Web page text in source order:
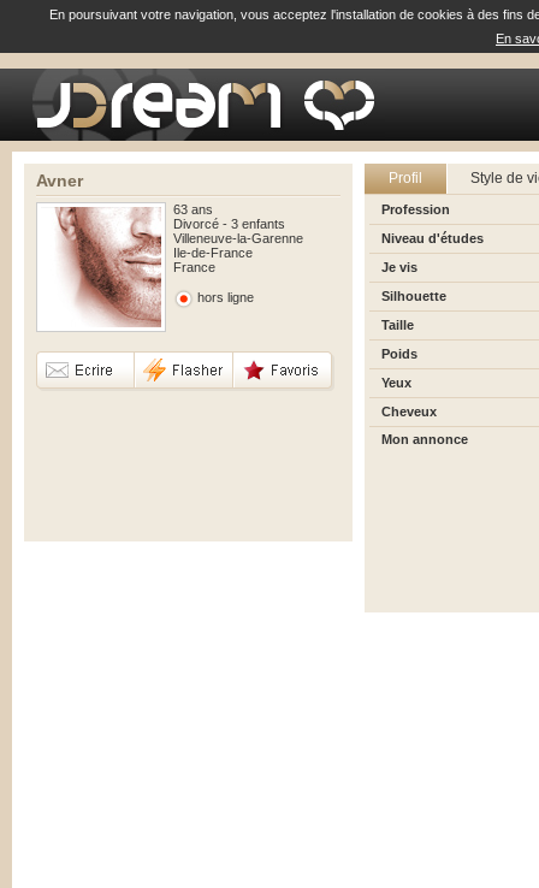
En poursuivant votre navigation, vous acceptez l'installation de cookies à des
En
Avner
63 ans
Divorcé - 3 enfants
Villeneuve-la-Garenne
Ile-de-France
France
hors ligne
Profil Style de
Profession
Niveau d'études
Je vis
Silhouette
Taille
Poids
Yeux
Cheveux
Mon annonce